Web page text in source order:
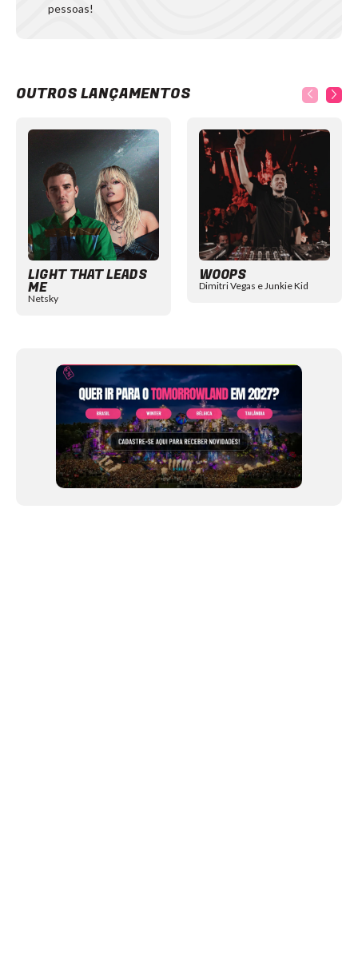
pessoas!
OUTROS LANÇAMENTOS
LIGHT THAT LEADS
ME
Netsky
WOOPS
Dimitri Vegas e Junkie Kid